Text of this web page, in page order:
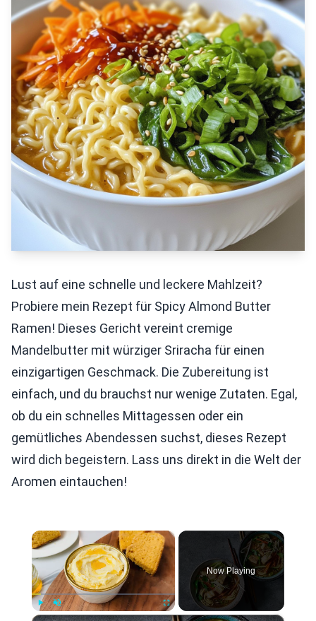
Lust auf eine schnelle und leckere Mahlzeit?
Probiere mein Rezept für Spicy Almond Butter
Ramen! Dieses Gericht vereint cremige
Mandelbutter mit würziger Sriracha für einen
einzigartigen Geschmack. Die Zubereitung ist
einfach, und du brauchst nur wenige Zutaten. Egal,
ob du ein schnelles Mittagessen oder ein
gemütliches Abendessen suchst, dieses Rezept
wird dich begeistern. Lass uns direkt in die Welt der
Aromen eintauchen!
×
Play Unmute Fullscreen
Now Playing